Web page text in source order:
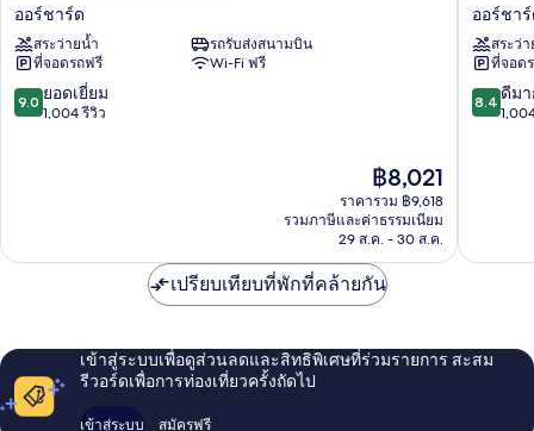
สิงคโปร์
ออร์
ชาร์ด
ออร์
ชาร์ด
ออร์ชาร์ด
สระว่ายน้ำ
รถรับส่งสนามบิน
ที่จอดรถฟรี
Wi-Fi ฟรี
9.0
จาก
9.0 ยอดเยี่ยม
1,004 รีวิว
ราคา
ปัจจุบัน
คือ
฿8,021
฿8,021
ราคารวม ฿9,618
รวมภาษีและค่าธรรมเนียม
29 ส.ค. - 30 ส.ค.
มอ
อร์
ชาร์ด
สิงคโปร์
ออร์
ออร์ชา
สระว่
ที่จอด
8.4
จาก
8.4 ดีม
เปรียบเทียบที่พักที่คล้ายกัน
เข้าสู่ระบบเพื่อดูส่วนลดและสิทธิพิเศษที่ร่วมรายการ สะสม
รีวอร์ดเพื่อการท่องเที่ยวครั้งถัดไป
เข้าสู่ระบบ สมัครฟรี